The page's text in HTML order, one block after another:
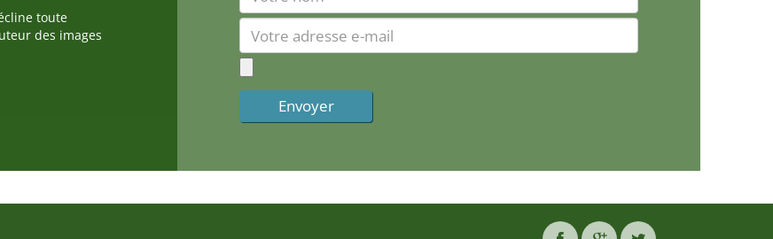
toute
des images